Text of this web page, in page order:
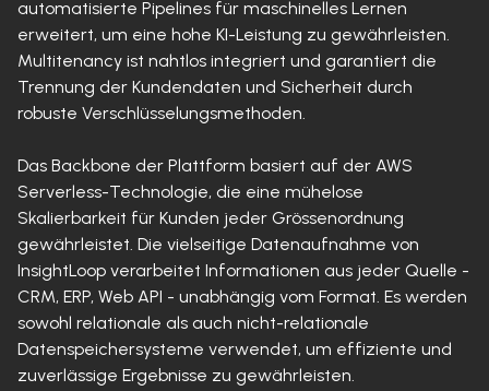
automatisierte Pipelines für maschinelles Lernen
erweitert, um eine hohe KI-Leistung zu gewährleisten.
Multitenancy ist nahtlos integriert und garantiert die
Trennung der Kundendaten und Sicherheit durch
robuste Verschlüsselungsmethoden.
Das Backbone der Plattform basiert auf der AWS
Serverless-Technologie, die eine mühelose
Skalierbarkeit für Kunden jeder Grössenordnung
gewährleistet. Die vielseitige Datenaufnahme von
InsightLoop verarbeitet Informationen aus jeder Quelle -
CRM, ERP, Web API - unabhängig vom Format. Es werden
sowohl relationale als auch nicht-relationale
Datenspeichersysteme verwendet, um effiziente und
zuverlässige Ergebnisse zu gewährleisten.